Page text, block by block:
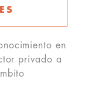
en
privado a